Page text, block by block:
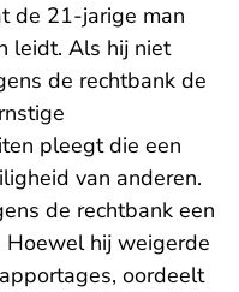
de 21-jarige man
leidt. Als hij niet
de rechtbank de
pleegt die een
van anderen.
de rechtbank een
Hoewel hij weigerde
oordeelt